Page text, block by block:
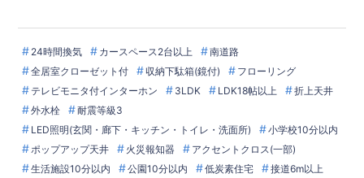
24時間換気 カースペース2台以上
南道路
全居室クローゼット付
収納下駄箱(鏡付)
フローリング
テレビモニタ付インターホン
3LDK LDK18帖以上
折上天井
外水栓
耐震等級3
LED照明(玄関・廊下・キッチン・トイレ・洗面所)
小学校10分以内
ポップアップ天井
火災報知器
アクセントクロス(一部)
生活施設10分以内
公園10分以内 低炭素住宅
接道6m以上